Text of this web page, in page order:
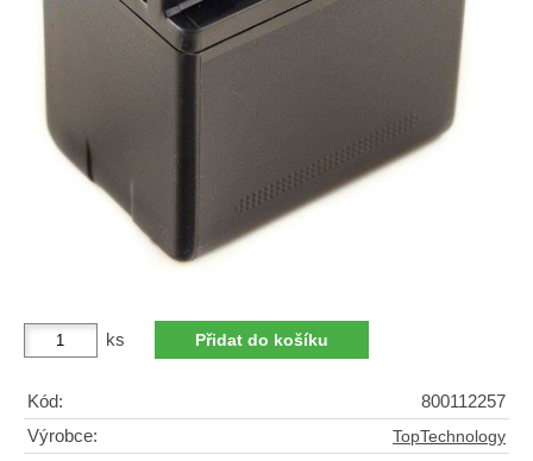
ks
Kód:
800112257
Výrobce:
TopTechnology